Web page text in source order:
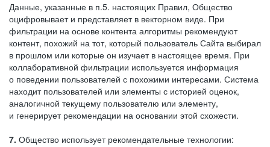
Данные, указанные в п.5. настоящих Правил, Общество
оцифровывает и представляет в векторном виде. При
фильтрации на основе контента алгоритмы рекомендуют
контент, похожий на тот, который пользователь Сайта выбирал
в прошлом или которые он изучает в настоящее время. При
коллаборативной фильтрации используется информация
о поведении пользователей с похожими интересами. Система
находит пользователей или элементы с историей оценок,
аналогичной текущему пользователю или элементу,
и генерирует рекомендации на основании этой схожести.
7. Общество использует рекомендательные технологии: